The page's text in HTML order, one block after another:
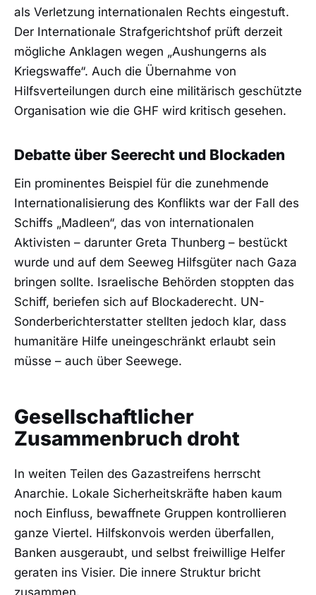
als Verletzung internationalen Rechts eingestuft.
Der Internationale Strafgerichtshof prüft derzeit
mögliche Anklagen wegen „Aushungerns als
Kriegswaffe“. Auch die Übernahme von
Hilfsverteilungen durch eine militärisch geschützte
Organisation wie die GHF wird kritisch gesehen.
Debatte über Seerecht und Blockaden
Ein prominentes Beispiel für die zunehmende
Internationalisierung des Konflikts war der Fall des
Schiffs „Madleen“, das von internationalen
Aktivisten – darunter Greta Thunberg – bestückt
wurde und auf dem Seeweg Hilfsgüter nach Gaza
bringen sollte. Israelische Behörden stoppten das
Schiff, beriefen sich auf Blockaderecht. UN-
Sonderberichterstatter stellten jedoch klar, dass
humanitäre Hilfe uneingeschränkt erlaubt sein
müsse – auch über Seewege.
Gesellschaftlicher
Zusammenbruch droht
In weiten Teilen des Gazastreifens herrscht
Anarchie. Lokale Sicherheitskräfte haben kaum
noch Einfluss, bewaffnete Gruppen kontrollieren
ganze Viertel. Hilfskonvois werden überfallen,
Banken ausgeraubt, und selbst freiwillige Helfer
geraten ins Visier. Die innere Struktur bricht
zusammen.